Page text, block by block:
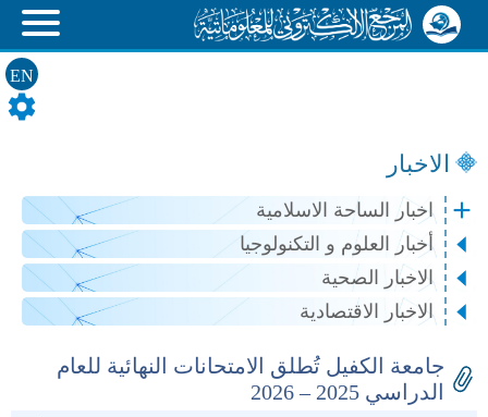
EN
الاخبار
اخبار الساحة الاسلامية
أخبار العلوم و التكنولوجيا
الاخبار الصحية
الاخبار الاقتصادية
جامعة الكفيل تُطلق الامتحانات النهائية للعام
الدراسي 2025 – 2026